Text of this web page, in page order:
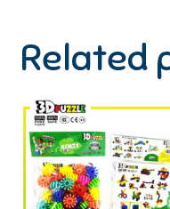
Related